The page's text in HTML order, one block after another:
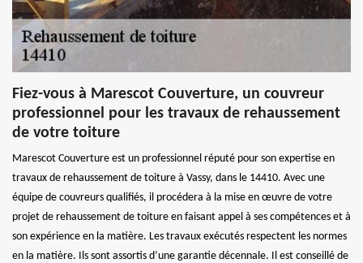
Fiez-vous à Marescot Couverture, un couvreur
professionnel pour les travaux de rehaussement
de votre toiture
Marescot Couverture est un professionnel réputé pour son expertise en
travaux de rehaussement de toiture à Vassy, dans le 14410. Avec une
équipe de couvreurs qualifiés, il procédera à la mise en œuvre de votre
projet de rehaussement de toiture en faisant appel à ses compétences et à
son expérience en la matière. Les travaux exécutés respectent les normes
en la matière. Ils sont assortis d’une garantie décennale. Il est conseillé de